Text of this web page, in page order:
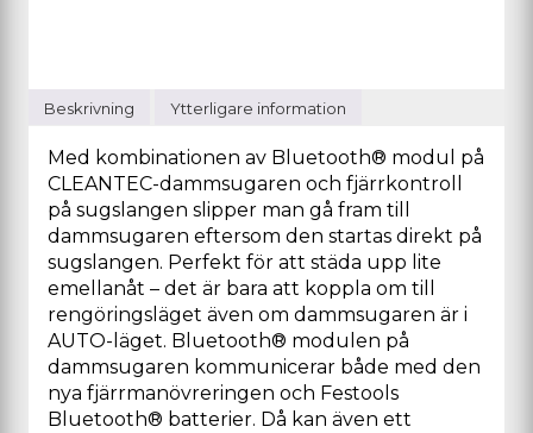
Beskrivning Ytterligare information
Med kombinationen av Bluetooth® modul på
CLEANTEC-dammsugaren och fjärrkontroll
på sugslangen slipper man gå fram till
dammsugaren eftersom den startas direkt på
sugslangen. Perfekt för att städa upp lite
emellanåt – det är bara att koppla om till
rengöringsläget även om dammsugaren är i
AUTO-läget. Bluetooth® modulen på
dammsugaren kommunicerar både med den
nya fjärrmanövreringen och Festools
Bluetooth® batterier. Då kan även ett